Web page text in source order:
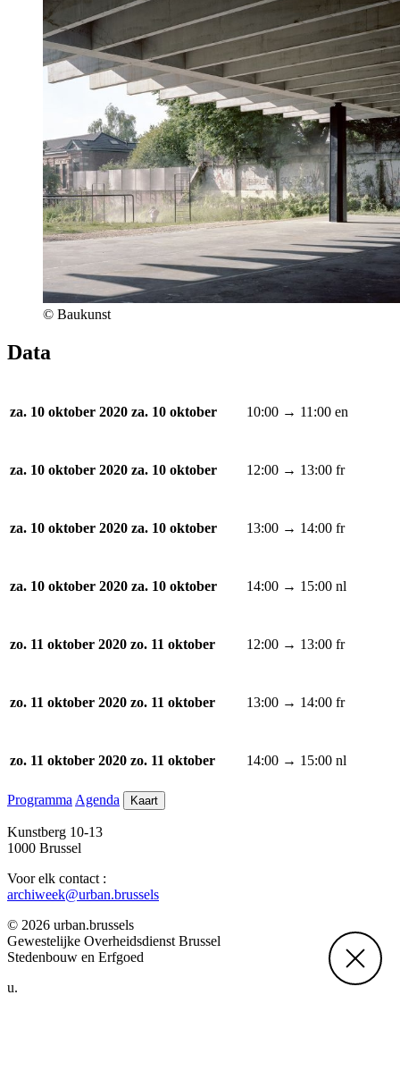
© Baukunst
Data
za. 10 oktober 2020 za. 10 oktober 10:00 → 11:00 en
za. 10 oktober 2020 za. 10 oktober 12:00 → 13:00 fr
za. 10 oktober 2020 za. 10 oktober 13:00 → 14:00 fr
za. 10 oktober 2020 za. 10 oktober 14:00 → 15:00 nl
zo. 11 oktober 2020 zo. 11 oktober 12:00 → 13:00 fr
zo. 11 oktober 2020 zo. 11 oktober 13:00 → 14:00 fr
zo. 11 oktober 2020 zo. 11 oktober 14:00 → 15:00 nl
Programma Agenda Kaart
Kunstberg 10-13
1000 Brussel
Voor elk contact :
archiweek@urban.brussels
© 2026 urban.brussels
Gewestelijke Overheidsdienst Brussel
Stedenbouw en Erfgoed
u.